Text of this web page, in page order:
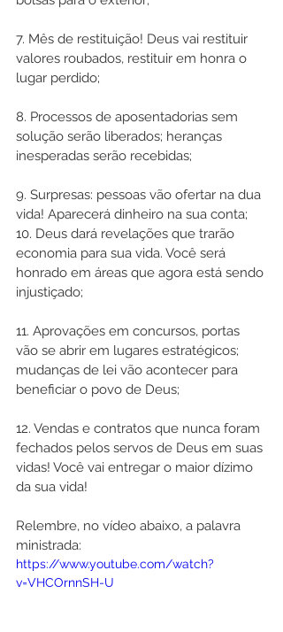
7. Mês de restituição! Deus vai restituir
valores roubados, restituir em honra o
lugar perdido;
8. Processos de aposentadorias sem
solução serão liberados; heranças
inesperadas serão recebidas;
9. Surpresas: pessoas vão ofertar na dua
vida! Aparecerá dinheiro na sua conta;
10. Deus dará revelações que trarão
economia para sua vida. Você será
honrado em áreas que agora está sendo
injustiçado;
11. Aprovações em concursos, portas
vão se abrir em lugares estratégicos;
mudanças de lei vão acontecer para
beneficiar o povo de Deus;
12. Vendas e contratos que nunca foram
fechados pelos servos de Deus em suas
vidas! Você vai entregar o maior dízimo
da sua vida!
Relembre, no vídeo abaixo, a palavra
ministrada:
https://www.youtube.com/watch?
v=VHCOrnnSH-U